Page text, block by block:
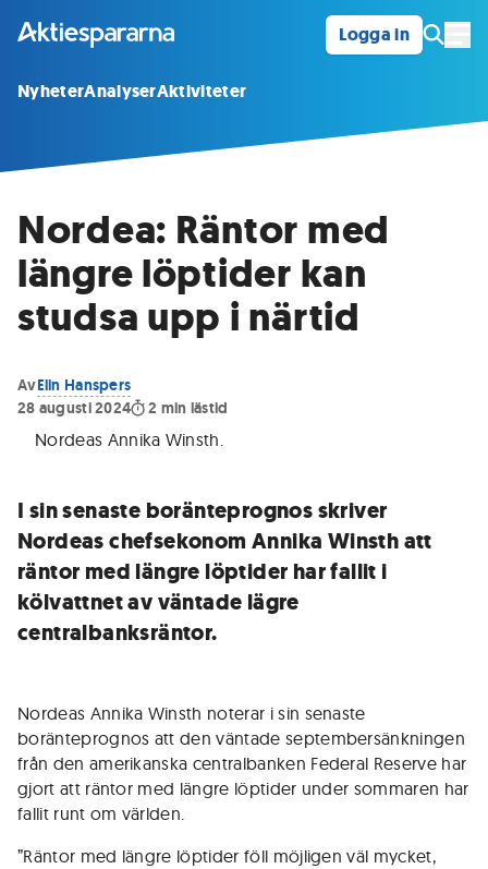
Logga in
NyheterAnalyserAktiviteter
Nordea: Räntor med
längre löptider kan
studsa upp i närtid
AvElin Hanspers
28 augusti 2024
2 min lästid
Nordeas Annika Winsth.
I sin senaste boränteprognos skriver
Nordeas chefsekonom Annika Winsth att
räntor med längre löptider har fallit i
kölvattnet av väntade lägre
centralbanksräntor.
Nordeas Annika Winsth noterar i sin senaste
boränteprognos att den väntade septembersänkningen
från den amerikanska centralbanken Federal Reserve har
gjort att räntor med längre löptider under sommaren har
fallit runt om världen.
”Räntor med längre löptider föll möjligen väl mycket,